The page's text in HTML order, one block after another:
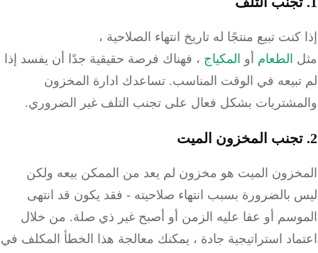
تبيع منتجًا له تاريخ انتهاء الصلاحية ،
الطعامأو المكياج، فهناك فرصة حقيقية جدًا أن يفسد إذا
في الوقت المناسب.تساعدك ادارة المخزون
بشكل فعال على تجنب التلف غير الضروري.
الميت هو مخزون لم يعد من الممكن بيعه ولكن
بالضرورة بسبب انتهاء صلاحيته - فقد يكون قد انتهى
أو عفا عليه الزمن أو أصبح غير ذي صلة.من خلال
استراتيجية جادة ، يمكنك معالجة هذا الخطأ المكلف في